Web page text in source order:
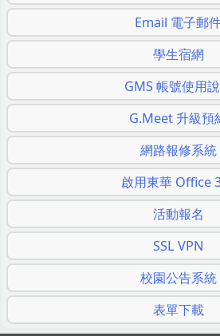
Email 電子郵
學生宿網
GMS 帳號使用
G.Meet 升級預
網路報修系統
啟用東華 Office
活動報名
SSL VPN
校園公告系統
表單下載